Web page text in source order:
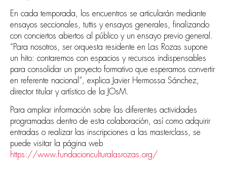
En cada temporada, los encuentros se articularán mediante
ensayos seccionales, tuttis y ensayos generales, finalizando
con conciertos abiertos al público y un ensayo previo general.
“Para nosotros, ser orquesta residente en Las Rozas supone
un hito: contaremos con espacios y recursos indispensables
para consolidar un proyecto formativo que esperamos convertir
en referente nacional”, explica Javier Hermossa Sánchez,
director titular y artístico de la JOsM.
Para ampliar información sobre las diferentes actividades
programadas dentro de esta colaboración, así como adquirir
entradas o realizar las inscripciones a las masterclass, se
puede visitar la página web
https://www.fundacionculturalasrozas.org/